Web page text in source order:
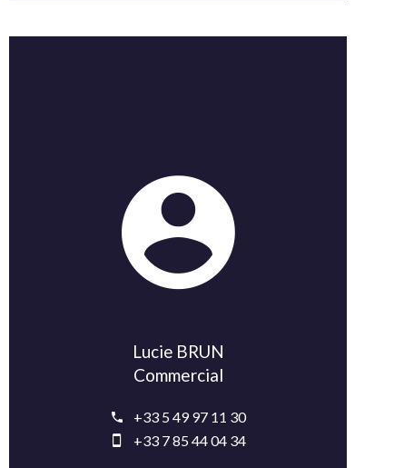
Lucie BRUN
Commercial
+33 5 49 97 11 30
+33 7 85 44 04 34